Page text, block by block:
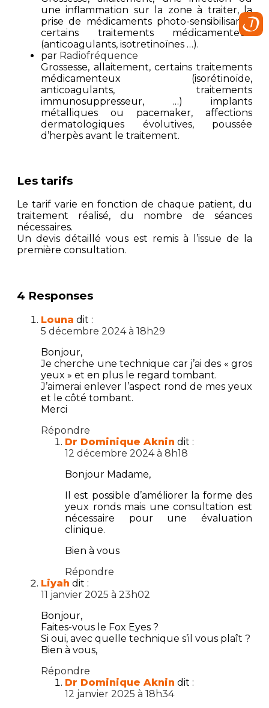
une inflammation sur la zone à traiter, la
prise de médicaments photo-sensibilisants,
certains traitements médicamenteux
(anticoagulants, isotretinoïnes …).
par Radiofréquence
Grossesse, allaitement, certains traitements
médicamenteux (isorétinoïde,
anticoagulants, traitements
immunosuppresseur, …) implants
métalliques ou pacemaker, affections
dermatologiques évolutives, poussée
d’herpès avant le traitement.
Les tarifs
Le tarif varie en fonction de chaque patient, du
traitement réalisé, du nombre de séances
nécessaires.
Un devis détaillé vous est remis à l’issue de la
première consultation.
4 Responses
Louna dit :
5 décembre 2024 à 18h29
Bonjour,
Je cherche une technique car j’ai des « gros
yeux » et en plus le regard tombant.
J’aimerai enlever l’aspect rond de mes yeux
et le côté tombant.
Merci
Répondre
Dr Dominique Aknin dit :
12 décembre 2024 à 8h18
Bonjour Madame,
Il est possible d’améliorer la forme des
yeux ronds mais une consultation est
nécessaire pour une évaluation
clinique.
Bien à vous
Répondre
Liyah dit :
11 janvier 2025 à 23h02
Bonjour,
Faites-vous le Fox Eyes ?
Si oui, avec quelle technique s’il vous plaît ?
Bien à vous,
Répondre
Dr Dominique Aknin dit :
12 janvier 2025 à 18h34